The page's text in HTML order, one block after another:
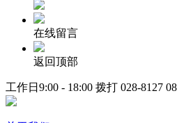
在线留言
返回顶部
工作日9:00 - 18:00 拨打 028-8127